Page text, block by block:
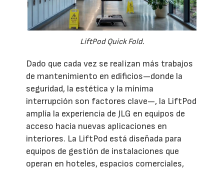
LiftPod Quick Fold.
Dado que cada vez se realizan más trabajos
de mantenimiento en edificios—donde la
seguridad, la estética y la mínima
interrupción son factores clave—, la LiftPod
amplía la experiencia de JLG en equipos de
acceso hacia nuevas aplicaciones en
interiores. La LiftPod está diseñada para
equipos de gestión de instalaciones que
operan en hoteles, espacios comerciales,